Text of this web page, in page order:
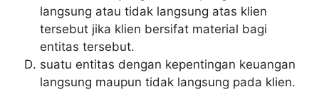
langsung atau tidak langsung atas klien
tersebut jika klien bersifat material bagi
entitas tersebut.
suatu entitas dengan kepentingan keuangan
langsung maupun tidak langsung pada klien.